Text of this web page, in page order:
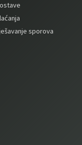
sporova